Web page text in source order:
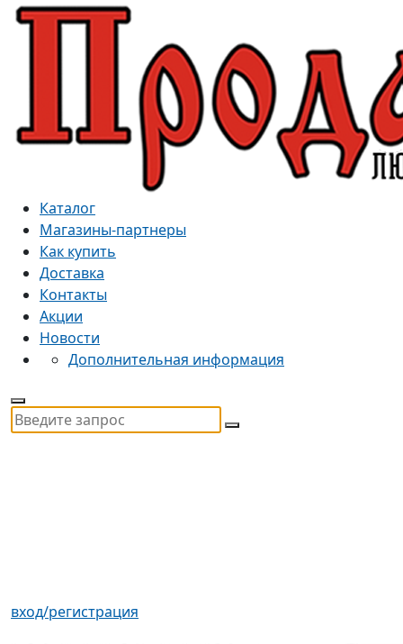
Каталог
Магазины-партнеры
Как купить
Доставка
Контакты
Акции
Новости
Дополнительная информация
вход/регистрация